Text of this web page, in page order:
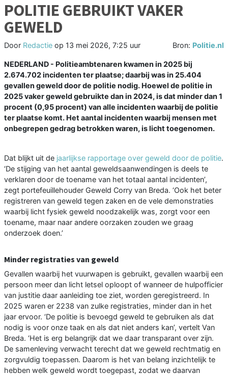
POLITIE GEBRUIKT VAKER
GEWELD
Door Redactie op 13 mei 2026, 7:25 uur Bron: Politie.nl
NEDERLAND - Politieambtenaren kwamen in 2025 bij
2.674.702 incidenten ter plaatse; daarbij was in 25.404
gevallen geweld door de politie nodig. Hoewel de politie in
2025 vaker geweld gebruikte dan in 2024, is dat minder dan 1
procent (0,95 procent) van alle incidenten waarbij de politie
ter plaatse komt. Het aantal incidenten waarbij mensen met
onbegrepen gedrag betrokken waren, is licht toegenomen.
Dat blijkt uit de jaarlijkse rapportage over geweld door de politie.
‘De stijging van het aantal geweldsaanwendingen is deels te
verklaren door de toename van het totaal aantal incidenten’,
zegt portefeuillehouder Geweld Corry van Breda. ‘Ook het beter
registreren van geweld tegen zaken en de vele demonstraties
waarbij licht fysiek geweld noodzakelijk was, zorgt voor een
toename, maar naar andere oorzaken zouden we graag
onderzoek doen.’
Minder registraties van geweld
Gevallen waarbij het vuurwapen is gebruikt, gevallen waarbij een
persoon meer dan licht letsel oploopt of wanneer de hulpofficier
van justitie daar aanleiding toe ziet, worden geregistreerd. In
2025 waren er 2238 van zulke registraties, minder dan in het
jaar ervoor. ‘De politie is bevoegd geweld te gebruiken als dat
nodig is voor onze taak en als dat niet anders kan’, vertelt Van
Breda. ‘Het is erg belangrijk dat we daar transparant over zijn.
De samenleving verwacht terecht dat we geweld rechtmatig en
zorgvuldig toepassen. Daarom is het van belang inzichtelijk te
hebben welk geweld wordt toegepast, zodat we daarvan